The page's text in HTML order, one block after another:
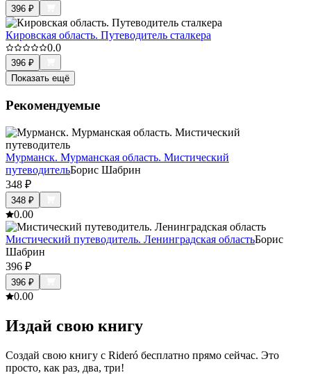
396 ₽
Кировская область. Путеводитель сталкера
0.0
396 ₽
Показать ещё
Рекомендуемые
Мурманск. Мурманская область. Мистический
путеводительБорис Шабрин
348 ₽
348 ₽
0.00
Мистический путеводитель. Ленинградская областьБорис
Шабрин
396 ₽
396 ₽
0.00
Издай свою книгу
Создай свою книгу с Rideró бесплатно прямо сейчас. Это
просто, как раз, два, три!